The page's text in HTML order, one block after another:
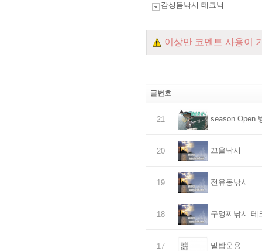
감성돔낚시 테크닉
이상만 코멘트 사용이
글번호
21 season Open
20 끄을낚시
19 전유동낚시
18 구멍찌낚시 테
17 밑밥운용